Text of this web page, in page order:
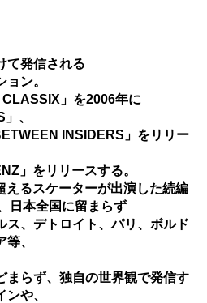
て発信される
ン。
」を2006年に
、
INSIDERS」をリリー
」をリリースする。
えるスケーターが出演した続編
日本全国に留まらず
ス、デトロイト、パリ、ボルド
、
まらず、独自の世界観で発信す
や、